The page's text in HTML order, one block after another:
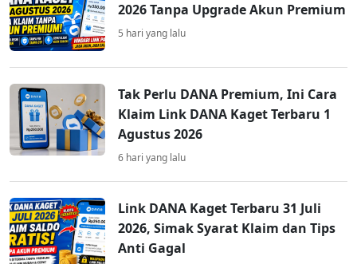
2026 Tanpa Upgrade Akun Premium
5 hari yang lalu
Tak Perlu DANA Premium, Ini Cara
Klaim Link DANA Kaget Terbaru 1
Agustus 2026
6 hari yang lalu
Link DANA Kaget Terbaru 31 Juli
2026, Simak Syarat Klaim dan Tips
Anti Gagal